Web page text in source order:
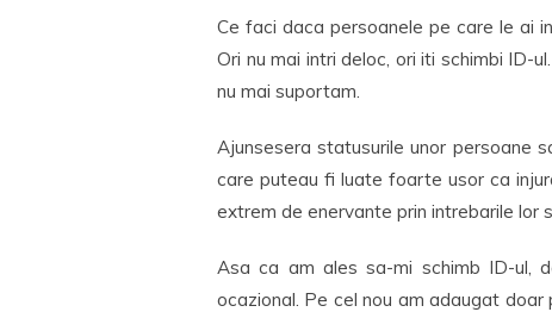
Ce faci daca persoanele pe care le ai
Ori nu mai intri deloc, ori iti schimbi ID-
nu mai suportam.
Ajunsesera statusurile unor persoane
care puteau fi luate foarte usor ca
extrem de enervante prin intrebarile
Asa ca am ales sa-mi schimb ID-ul,
ocazional. Pe cel nou am adaugat